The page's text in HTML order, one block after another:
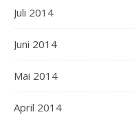
Juli 2014
Juni 2014
Mai 2014
April 2014